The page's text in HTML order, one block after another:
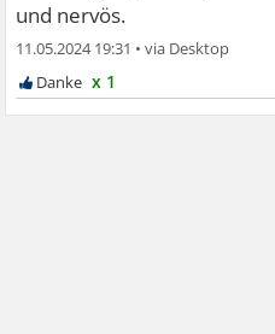
und nervös.
11.05.2024 19:31 •
x 1